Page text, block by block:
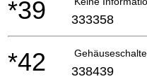
*39 333358
*42 338439